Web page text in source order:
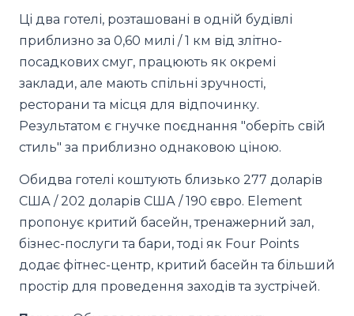
Ці два готелі, розташовані в одній будівлі
приблизно за 0,60 милі / 1 км від злітно-
посадкових смуг, працюють як окремі
заклади, але мають спільні зручності,
ресторани та місця для відпочинку.
Результатом є гнучке поєднання "оберіть свій
стиль" за приблизно однаковою ціною.
Обидва готелі коштують близько 277 доларів
США / 202 доларів США / 190 євро. Element
пропонує критий басейн, тренажерний зал,
бізнес-послуги та бари, тоді як Four Points
додає фітнес-центр, критий басейн та більший
простір для проведення заходів та зустрічей.